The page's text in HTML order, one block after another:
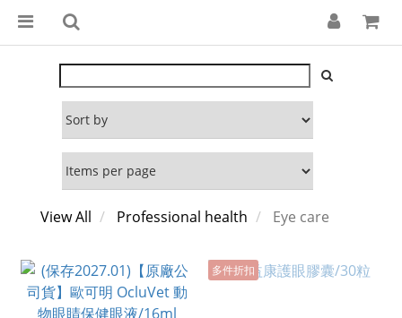
View All Professional health Eye care
多件折扣